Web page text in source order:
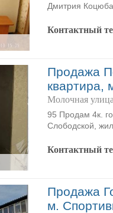
Дмитрия
Контактный
Продажа
квартира,
Молочная улица
95 Продам 4к.
Слободской,
Контактный
Продажа
м.